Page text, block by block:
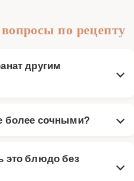
по рецепту
другим
более сочными?
это блюдо без